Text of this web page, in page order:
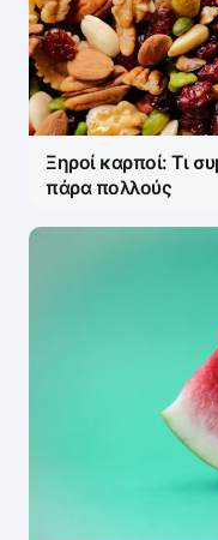
Ξηροί καρποί: Τι
πάρα πολλούς